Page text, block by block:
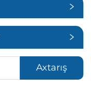
Axtarış